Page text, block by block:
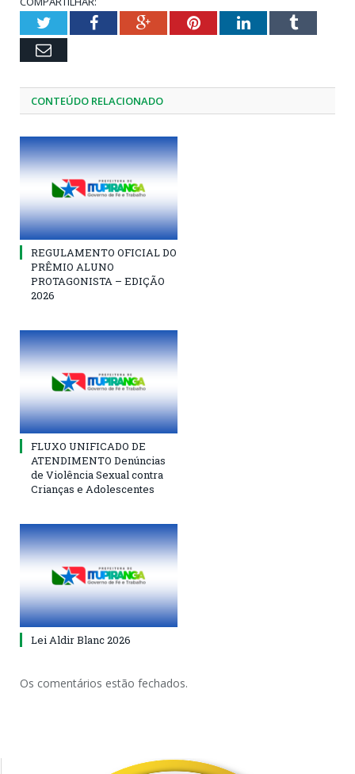
TwitterFacebookGoogle+PinterestLinkedInTumblr
Email
CONTEÚDO RELACIONADO
REGULAMENTO OFICIAL DO
PRÊMIO ALUNO
PROTAGONISTA – EDIÇÃO
2026
FLUXO UNIFICADO DE
ATENDIMENTO Denúncias
de Violência Sexual contra
Crianças e Adolescentes
Lei Aldir Blanc 2026
Os comentários estão fechados.